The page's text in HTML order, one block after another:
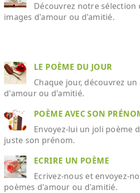
Découvrez notre sélection
images d'amour ou d'amitié.
LE POÈME DU JOUR
Chaque jour, découvrez
d'amour ou d'amitié.
POÈME AVEC SON
Envoyez-lui un joli poème
juste son prénom.
ECRIRE UN POÈME
Ecrivez-nous et envoyez-
poèmes d'amour ou d'amitié.